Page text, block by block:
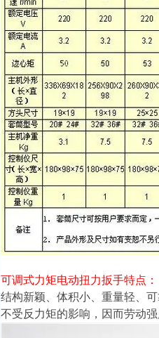
可调式力矩电动扭力扳手特点：
结构新颖、体积小、重量轻、
不受反力矩的影响，因而劳动